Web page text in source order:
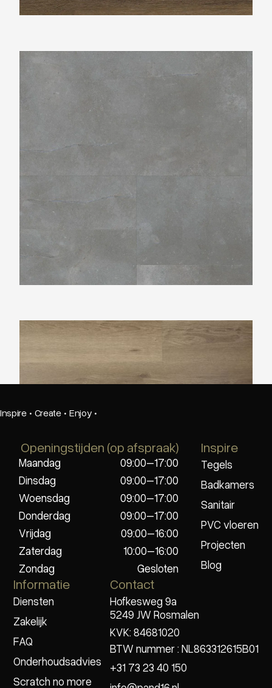
Ambiant Piazzo Grey
Douwes Dekker Riante plank spekkoek PVC
Inspire · Create · Enjoy ·
Openingstijden (op afspraak)
Maandag
09:00–17:00
Dinsdag
09:00–17:00
Woensdag
09:00–17:00
Donderdag
09:00–17:00
Vrijdag
09:00–16:00
Zaterdag
10:00–16:00
Zondag
Gesloten
Inspire
Tegels
Badkamers
Sanitair
PVC vloeren
Projecten
Blog
Informatie
Diensten
Zakelijk
FAQ
Onderhoudsadvies
Scratch no more
Contact
Hofkesweg 9a
5249 JW Rosmalen
KVK: 84681020
BTW nummer : NL863312615B01
+31 73 23 40 150